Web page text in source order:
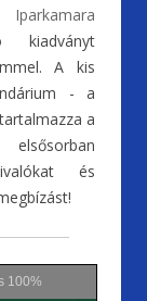
kiadványt
A kis
- a
a
és
100%